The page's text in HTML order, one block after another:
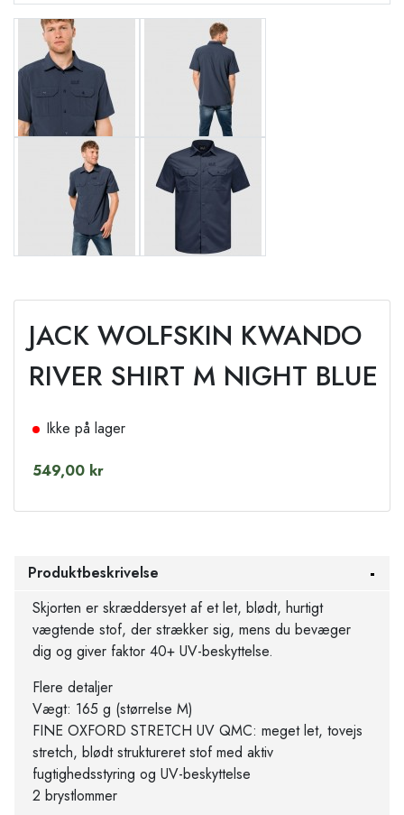
JACK WOLFSKIN KWANDO
RIVER SHIRT M NIGHT BLUE
Ikke på lager
549,00 kr
Produktbeskrivelse
Skjorten er skræddersyet af et let, blødt, hurtigt
vægtende stof, der strækker sig, mens du bevæger
dig og giver faktor 40+ UV-beskyttelse.
Flere detaljer
Vægt: 165 g (størrelse M)
FINE OXFORD STRETCH UV QMC: meget let, tovejs
stretch, blødt struktureret stof med aktiv
fugtighedsstyring og UV-beskyttelse
2 brystlommer